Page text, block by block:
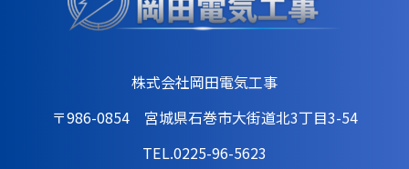
株式会社岡田電気工事
〒986-0854 宮城県石巻市大街道北3丁目3-54
TEL.0225-96-5623